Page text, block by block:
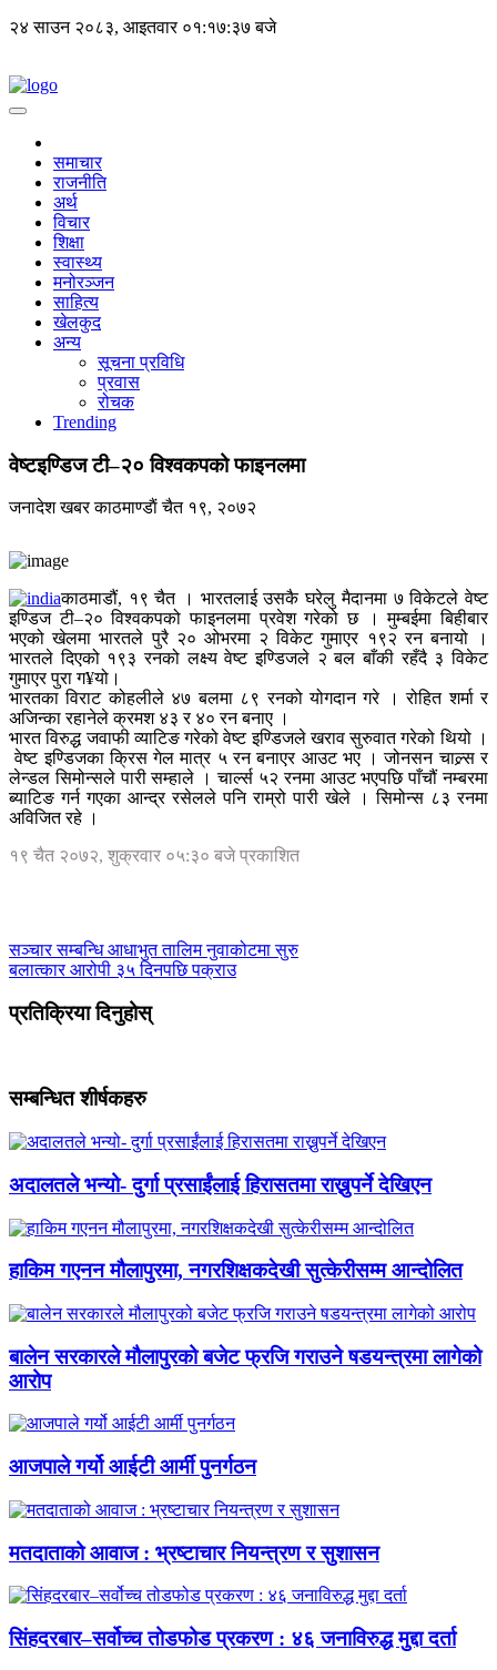
२४ साउन २०८३, आइतवार ०१:१७:३७ बजे
समाचार
राजनीति
अर्थ
विचार
शिक्षा
स्वास्थ्य
मनोरञ्जन
साहित्य
खेलकुद
अन्य
सूचना प्रविधि
प्रवास
रोचक
Trending
वेष्टइण्डिज टी–२० विश्वकपको फाइनलमा
जनादेश खबरकाठमाण्डाैंचैत १९, २०७२
काठमाडौं, १९ चैत । भारतलाई उसकै घरेलु मैदानमा ७ विकेटले वेष्ट
इण्डिज टी–२० विश्वकपको फाइनलमा प्रवेश गरेको छ । मुम्बईमा बिहीबार
भएको खेलमा भारतले पुरै २० ओभरमा २ विकेट गुमाएर १९२ रन बनायो ।
भारतले दिएको १९३ रनको लक्ष्य वेष्ट इण्डिजले २ बल बाँकी रहँदै ३ विकेट
गुमाएर पुरा ग¥यो।
भारतका विराट कोहलीले ४७ बलमा ८९ रनको योगदान गरे । रोहित शर्मा र
अजिन्का रहानेले क्रमश ४३ र ४० रन बनाए ।
भारत विरुद्ध जवाफी व्याटिङ गरेको वेष्ट इण्डिजले खराव सुरुवात गरेको थियो ।
वेष्ट इण्डिजका क्रिस गेल मात्र ५ रन बनाएर आउट भए । जोनसन चाल्र्स र
लेन्डल सिमोन्सले पारी सम्हाले । चार्ल्स ५२ रनमा आउट भएपछि पाँचौं नम्बरमा
ब्याटिङ गर्न गएका आन्द्र रसेलले पनि राम्रो पारी खेले । सिमोन्स ८३ रनमा
अविजित रहे ।
१९ चैत २०७२, शुक्रवार ०५:३० बजे प्रकाशित
सञ्चार सम्बन्धि आधाभुत तालिम नुवाकोटमा सुरु
बलात्कार आरोपी ३५ दिनपछि पक्राउ
प्रतिक्रिया दिनुहोस्
सम्बन्धित शीर्षकहरु
अदालतले भन्यो- दुर्गा प्रसाईंलाई हिरासतमा राख्नुपर्ने देखिएन
हाकिम गएनन मौलापुरमा, नगरशिक्षकदेखी सुत्केरीसम्म आन्दोलित
बालेन सरकारले मौलापुरको बजेट फ्रजि गराउने षडयन्त्रमा लागेको
आरोप
आजपाले गर्यो आईटी आर्मी पुनर्गठन
मतदाताको आवाज : भ्रष्टाचार नियन्त्रण र सुशासन
सिंहदरबार–सर्वोच्च तोडफोड प्रकरण : ४६ जनाविरुद्ध मुद्दा दर्ता